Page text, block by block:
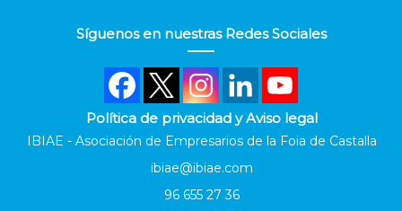
Síguenos en nuestras Redes Sociales
Política de privacidad y Aviso legal
IBIAE - Asociación de Empresarios de la Foia de Castalla
ibiae@ibiae.com
96 655 27 36